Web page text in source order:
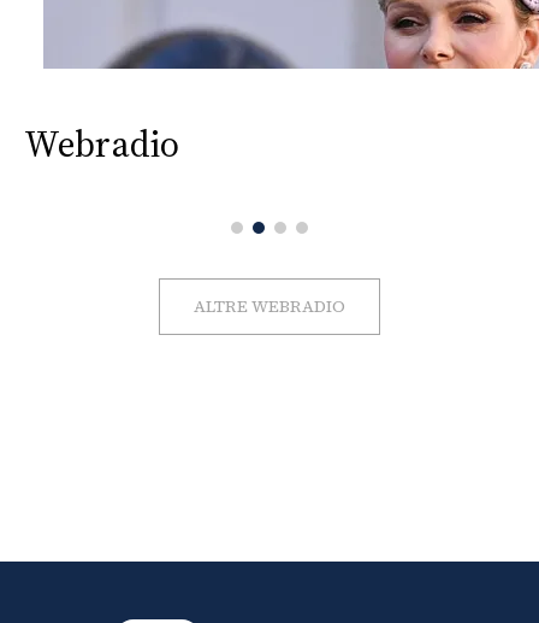
Webradio
ALTRE WEBRADIO